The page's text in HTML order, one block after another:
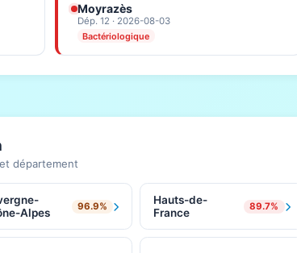
Moyrazès
Dép. 12 · 2026-08-03
Bactériologique
département
Alpes
96.9%
Hauts-de-
France
89.7%